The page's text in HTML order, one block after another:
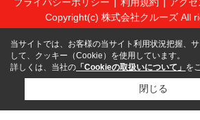
Copyright(c) 株式会社クルーズ All
当サイトでは、お客様の当サイト利用状況把握、
して、クッキー（Cookie）を使用しています。
詳しくは、当社の 「Cookieの取扱いについて」 を
閉じる